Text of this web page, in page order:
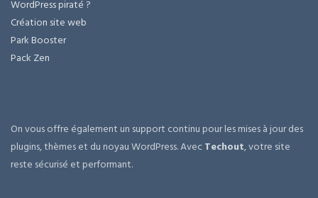
WordPress piraté ?
Création site web
Park Booster
Pack Zen
On vous offre également un support continu pour les mises à jour des
plugins, thèmes et du noyau WordPress. AvecTechout, votre site
reste sécurisé et performant.